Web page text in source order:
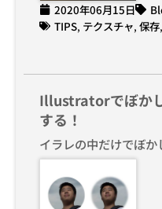
2020年06月15日
TIPS, テクスチャ, 保存,
Illustratorでぼか
する！
イラレの中だけでぼか